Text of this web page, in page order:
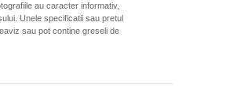
au caracter informativ,
Unele specificatii sau pretul
sau pot contine greseli de